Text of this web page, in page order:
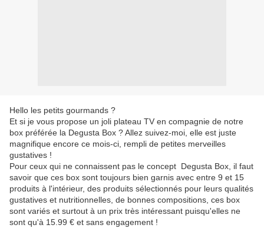
Hello les petits gourmands ?
Et si je vous propose un joli plateau TV en compagnie de notre
box préférée la Degusta Box ? Allez suivez-moi, elle est juste
magnifique encore ce mois-ci, rempli de petites merveilles
gustatives !
Pour ceux qui ne connaissent pas le concept Degusta Box, il faut
savoir que ces box sont toujours bien garnis avec entre 9 et 15
produits à l'intérieur, des produits sélectionnés pour leurs qualités
gustatives et nutritionnelles, de bonnes compositions, ces box
sont variés et surtout à un prix très intéressant puisqu'elles ne
sont qu'à 15.99 € et sans engagement !